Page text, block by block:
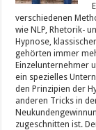
verschiedenen
wie NLP, Rhetorik-
Hypnose,
gehörten immer
Einzelunternehmer
ein spezielles
den Prinzipien der
anderen Tricks in
zugeschnitten ist.